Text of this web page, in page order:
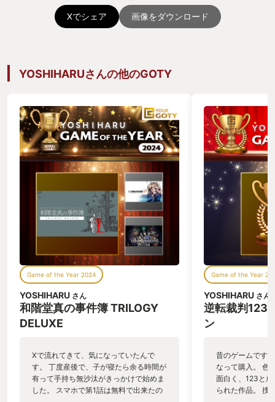
Xでシェア 画像をダウンロード
YOSHIHARUさんの他のGOTY
Game of the Year 2024
YOSHIHARU さん
和階堂真の事件簿 TRILOGY
DELUXE
Xで流れてきて、気になっていたんで
す。 丁度産後で、子が寝たら余る時間が
有って手持ち無沙汰がきっかけで始めま
した。 スマホで第1話は無料で出来たの
Game of the Year
YOSHIHARU さん
逆転裁判123
ン
昔のゲームです
なって購入。 色
面白く、123と
られた作品。 捜